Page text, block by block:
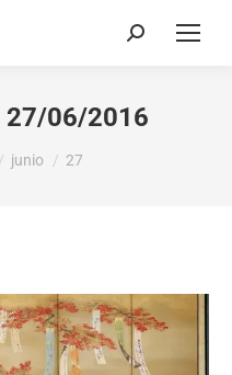
27/06/2016
junio 27